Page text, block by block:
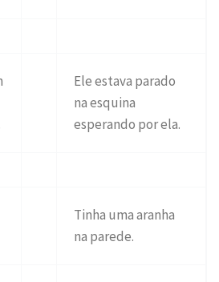
Ele estava parado
na esquina
esperando por ela.
Tinha uma aranha
na parede.